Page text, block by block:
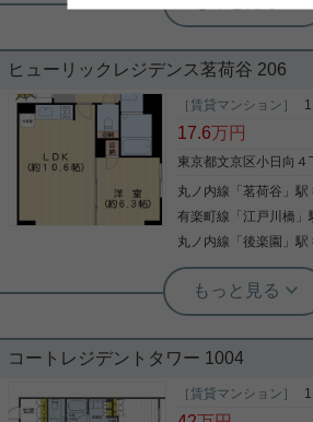
エレベーター バ
で徒歩6分と気軽に通
台を備えているので、
まとめてスッキリ収納
日にちはどうぞご相談
ンを採用しております
きないお部屋探し。文
お探しなら、信頼と安
ております。
ヒューリックレジデンス茗荷谷 206
［賃貸マンション］
17.6万円
東京都文京区小日向４
丸ノ内線 「茗荷谷 」
有楽町線 「江戸川橋
丸ノ内線 「後楽園 」
実用春日ホーム 茗荷谷駅前センター 齊藤敏
角部屋 宅配ボ
ューリックレジデンス
部屋で2面採光！43㎡
コートレジデントタワー 1004
［賃貸マンション］